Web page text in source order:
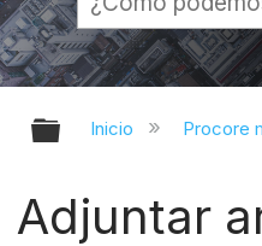
Expandir/
Inicio Procore
Adjuntar